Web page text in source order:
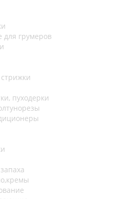
для грумеров
пуходерки